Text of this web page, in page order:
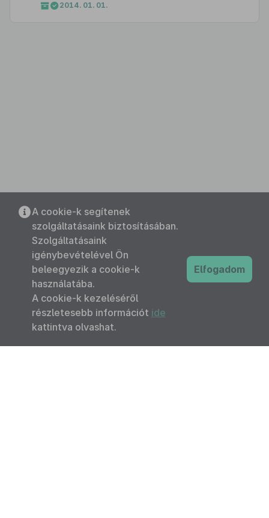
2014. 01. 01.
A cookie-k segítenek
szolgáltatásaink biztosításában.
Szolgáltatásaink
igénybevételével Ön
beleegyezik a cookie-k
használatába.
A cookie-k kezeléséről
részletesebb információt ide
kattintva olvashat.
Elfogadom